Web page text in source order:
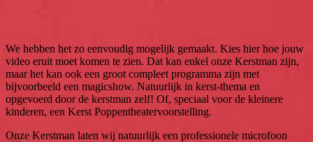
We hebben het zo eenvoudig mogelijk gemaakt. Kies hier hoe jouw
video eruit moet komen te zien. Dat kan enkel onze Kerstman zijn,
maar het kan ook een groot compleet programma zijn met
bijvoorbeeld een magicshow. Natuurlijk in kerst-thema en
opgevoerd door de kerstman zelf! Of, speciaal voor de kleinere
kinderen, een Kerst Poppentheatervoorstelling.
Onze Kerstman laten wij natuurlijk een professionele microfoon